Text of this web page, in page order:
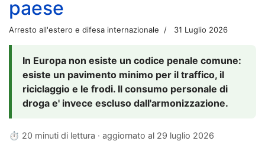
paese
Arresto all'estero e difesa internazionale 31 Luglio 2026
In Europa non esiste un codice penale comune:
esiste un pavimento minimo per il traffico, il
riciclaggio e le frodi. Il consumo personale di
droga e' invece escluso dall'armonizzazione.
⏱ 20 minuti di lettura · aggiornato al 29 luglio 2026